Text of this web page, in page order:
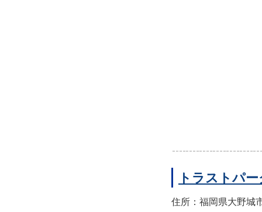
トラストパ
住所：福岡県大野城